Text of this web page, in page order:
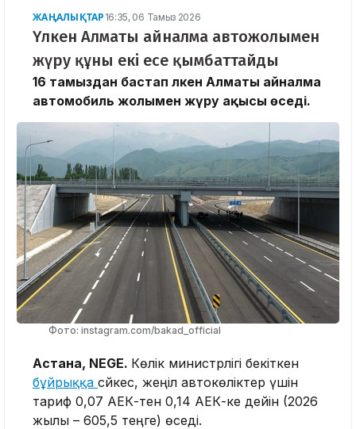
ЖАҢАЛЫҚТАР 16:35, 06 Тамыз 2026
Үлкен Алматы айналма автожолымен
жүру құны екі есе қымбаттайды
16 тамыздан бастап Үлкен Алматы айналма
автомобиль жолымен жүру ақысы өседі.
Фото: instagram.com/bakad_official
Астана, NEGE. Көлік министрлігі бекіткен
бұйрыққа сәйкес, жеңіл автокөліктер үшін
тариф 0,07 АЕК-тен 0,14 АЕК-ке дейін (2026
жылы – 605,5 теңге) өседі.